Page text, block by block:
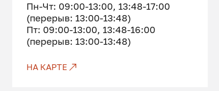
Пн-Чт: 09:00-13:00, 13:48-17:00
(перерыв: 13:00-13:48)
Пт: 09:00-13:00, 13:48-16:00
(перерыв: 13:00-13:48)
НА КАРТЕ